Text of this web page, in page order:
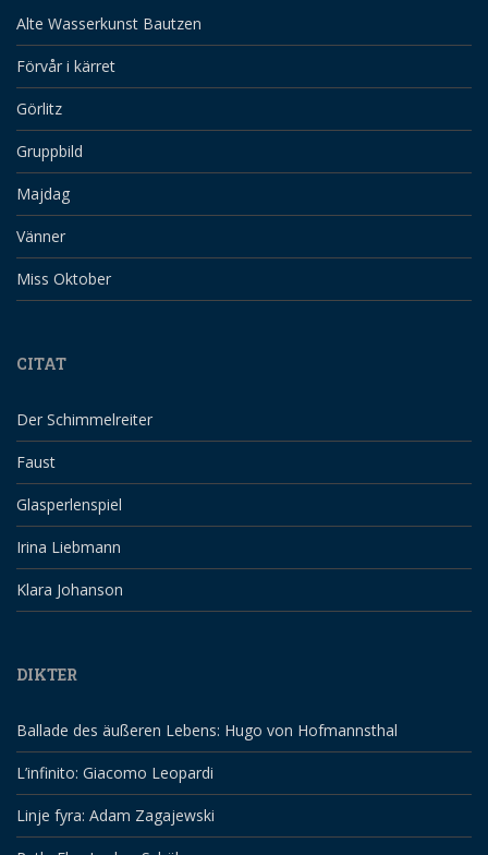
Alte Wasserkunst Bautzen
Förvår i kärret
Görlitz
Gruppbild
Majdag
Vänner
Miss Oktober
CITAT
Der Schimmelreiter
Faust
Glasperlenspiel
Irina Liebmann
Klara Johanson
DIKTER
Ballade des äußeren Lebens: Hugo von Hofmannsthal
L’infinito: Giacomo Leopardi
Linje fyra: Adam Zagajewski